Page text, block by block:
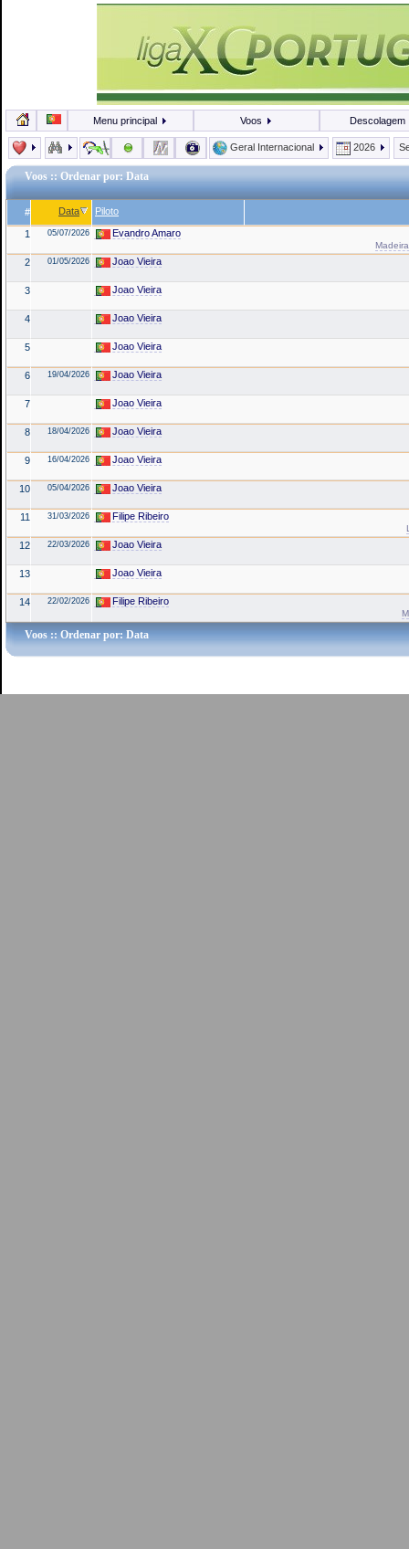
Menu principal Voos Descolagem
Geral Internacional 2026
Voos :: Ordenar por: Data
# Data Piloto
1 05/07/2026 Evandro Amaro
2 01/05/2026 Joao Vieira
3 Joao Vieira
4 Joao Vieira
5 Joao Vieira
6 19/04/2026 Joao Vieira
7 Joao Vieira
8 18/04/2026 Joao Vieira
9 16/04/2026 Joao Vieira
10 05/04/2026 Joao Vieira
11 31/03/2026 Filipe Ribeiro
12 22/03/2026 Joao Vieira
13 Joao Vieira
14 22/02/2026 Filipe Ribeiro
Voos :: Ordenar por: Data